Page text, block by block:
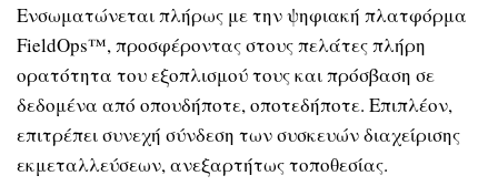
Ενσωματώνεται πλήρως με την ψηφιακή πλατφόρμα
FieldOps™, προσφέροντας στους πελάτες πλήρη
ορατότητα του εξοπλισμού τους και πρόσβαση σε
δεδομένα από οπουδήποτε, οποτεδήποτε. Επιπλέον,
επιτρέπει συνεχή σύνδεση των συσκευών διαχείρισης
εκμεταλλεύσεων, ανεξαρτήτως τοποθεσίας.